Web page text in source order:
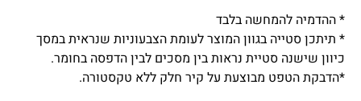
* ההדמיה להמחשה בלבד
* תיתכן סטייה בגוון המוצר לעומת הצבעוניות שנראית במסך
כיוון שישנה סטיית נראות בין מסכים לבין הדפסה בחומר.
*הדבקת הטפט מבוצעת על קיר חלק ללא טקסטורה.